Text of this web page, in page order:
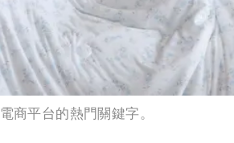
商平台的熱門關鍵字。